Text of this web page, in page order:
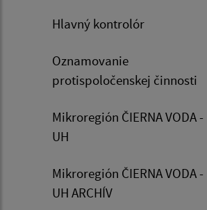
Hlavný kontrolór
Oznamovanie
protispoločenskej činnosti
Mikroregión ČIERNA VODA -
UH
Mikroregión ČIERNA VODA -
UH ARCHÍV